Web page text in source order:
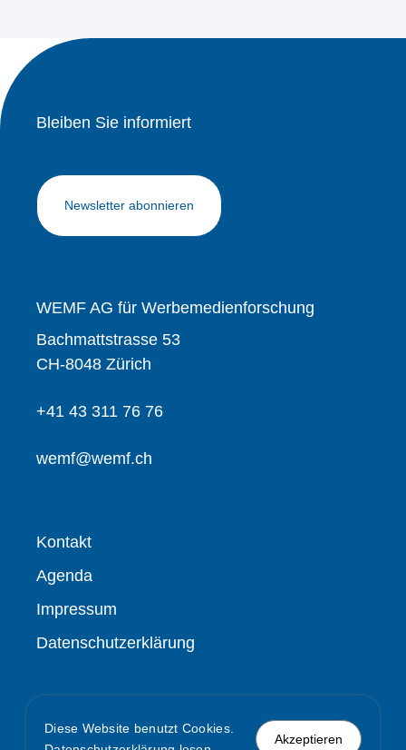
Bleiben Sie informiert
Newsletter abonnieren
WEMF AG für Werbemedienforschung
Bachmattstrasse 53
CH-8048 Zürich
+41 43 311 76 76
wemf@wemf.ch
Kontakt
Agenda
Impressum
Datenschutzerklärung
Diese Website benutzt Cookies.
Akzeptieren